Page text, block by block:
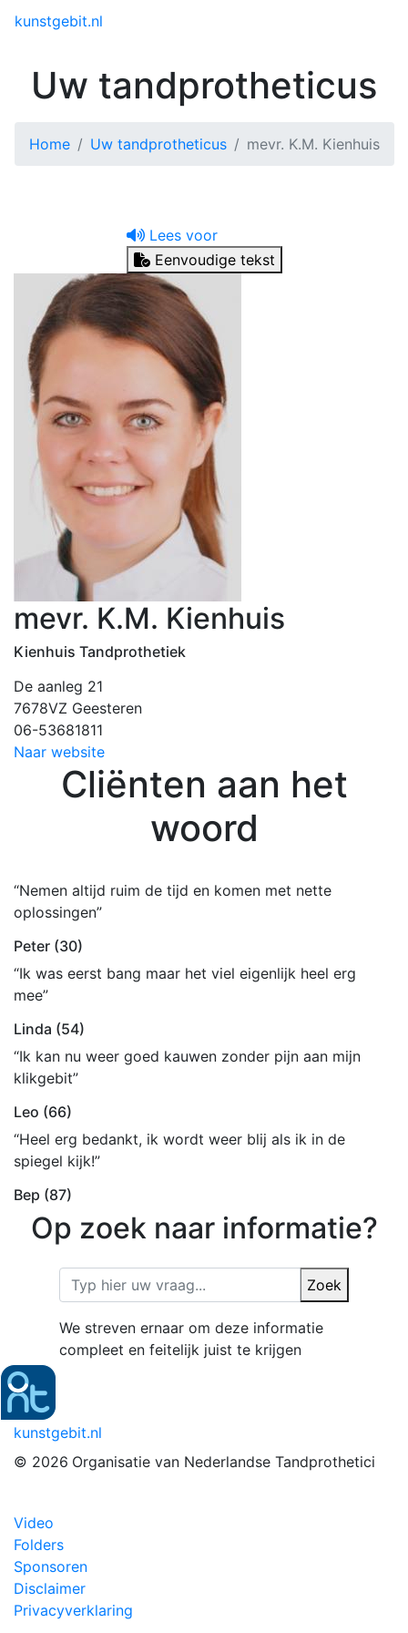
kunstgebit.nl
Uw tandprotheticus
Home Uw tandprotheticus mevr. K.M. Kienhuis
Lees voor
Eenvoudige tekst
mevr. K.M. Kienhuis
Kienhuis Tandprothetiek
De aanleg 21
7678VZ Geesteren
06-53681811
Naar website
Cliënten aan het
woord
“Nemen altijd ruim de tijd en komen met nette
oplossingen”
Peter (30)
“Ik was eerst bang maar het viel eigenlijk heel erg
mee”
Linda (54)
“Ik kan nu weer goed kauwen zonder pijn aan mijn
klikgebit”
Leo (66)
“Heel erg bedankt, ik wordt weer blij als ik in de
spiegel kijk!”
Bep (87)
Op zoek naar informatie?
Zoek
We streven ernaar om deze informatie
compleet en feitelijk juist te krijgen
kunstgebit.nl
© 2026 Organisatie van Nederlandse Tandprothetici
Video
Folders
Sponsoren
Disclaimer
Privacyverklaring